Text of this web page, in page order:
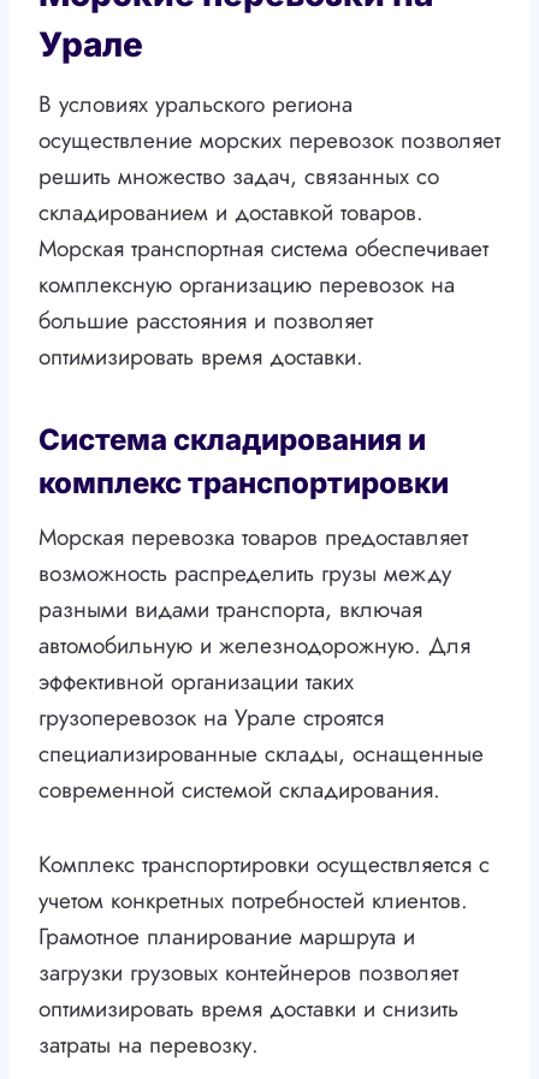
Урале
В условиях уральского региона
осуществление морских перевозок позволяет
решить множество задач, связанных со
складированием и доставкой товаров.
Морская транспортная система обеспечивает
комплексную организацию перевозок на
большие расстояния и позволяет
оптимизировать время доставки.
Система складирования и
комплекс транспортировки
Морская перевозка товаров предоставляет
возможность распределить грузы между
разными видами транспорта, включая
автомобильную и железнодорожную. Для
эффективной организации таких
грузоперевозок на Урале строятся
специализированные склады, оснащенные
современной системой складирования.
Комплекс транспортировки осуществляется с
учетом конкретных потребностей клиентов.
Грамотное планирование маршрута и
загрузки грузовых контейнеров позволяет
оптимизировать время доставки и снизить
затраты на перевозку.